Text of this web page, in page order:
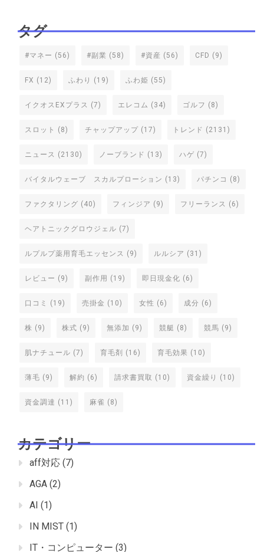
タグ
#マネー (56) #副業 (58) #資産 (56) CFD (9)
FX (12) ふわり (19) ふわ姫 (55)
イクオスEXプラス (7) エレコム (34) ゴルフ (8)
スロット (8) チャップアップ (17) トレンド (2131)
ニュース (2130) ノーブランド (13) ハゲ (7)
バイタルウェーブ スカルプローション (13) パチンコ (8)
ファクタリング (40) フィンジア (9) フリーランス (6)
ヘアトニックグロウジェル (7)
ルプルプ薬用育毛エッセンス (9) ルルシア (31)
レビュー (9) 副作用 (19) 即日現金化 (6)
口コミ (19) 売掛金 (10) 女性 (6) 成分 (6)
株 (9) 株式 (9) 無添加 (9) 競艇 (8) 競馬 (9)
肌ナチュール (7) 育毛剤 (16) 育毛効果 (10)
薄毛 (9) 解約 (6) 請求書買取 (10) 資金繰り (10)
資金調達 (11) 麻雀 (8)
カテゴリー
aff対応 (7)
AGA (2)
AI (1)
IN MIST (1)
IT・コンピューター (3)